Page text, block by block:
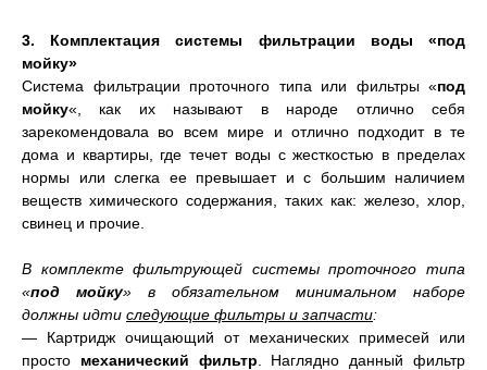
3. Комплектация системы фильтрации воды «под
мойку»
Система фильтрации проточного типа или фильтры «под
мойку«, как их называют в народе отлично себя
зарекомендовала во всем мире и отлично подходит в те
дома и квартиры, где течет воды с жесткостью в пределах
нормы или слегка ее превышает и с большим наличием
веществ химического содержания, таких как: железо, хлор,
свинец и прочие.
В комплекте фильтрующей системы проточного типа
«под мойку» в обязательном минимальном наборе
должны идти следующие фильтры и запчасти:
— Картридж очищающий от механических примесей или
просто механический фильтр . Наглядно данный фильтр